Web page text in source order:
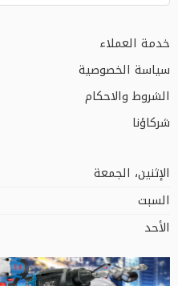
خدمة العملاء
سياسة الخصوصية
الشروط والاحكام
شركاؤنا
الإثنين، الجمعة
السبت
الأحد